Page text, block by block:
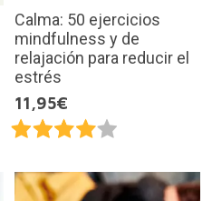
Calma: 50 ejercicios
mindfulness y de
relajación para reducir el
estrés
11,95€